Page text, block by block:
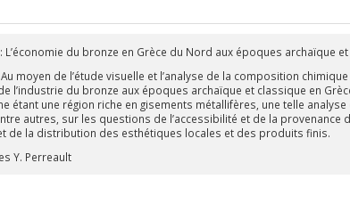
L’économie du bronze en Grèce du Nord aux époques archaïque
moyen de l’étude visuelle et l’analyse de la composition
l’industrie du bronze aux époques archaïque et classique en
étant une région riche en gisements métallifères, une telle
autres, sur les questions de l’accessibilité et de la
de la distribution des esthétiques locales et des produits finis.
Y. Perreault